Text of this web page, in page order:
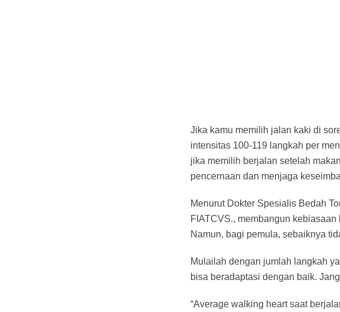
Jika kamu memilih jalan kaki di
intensitas 100-119 langkah per
jika memilih berjalan setelah
pencernaan dan menjaga
Menurut Dokter Spesialis Bedah
FIATCVS., membangun
Namun, bagi pemula, sebaiknya
Mulailah dengan jumlah langkah
bisa beradaptasi dengan baik.
“Average walking heart saat